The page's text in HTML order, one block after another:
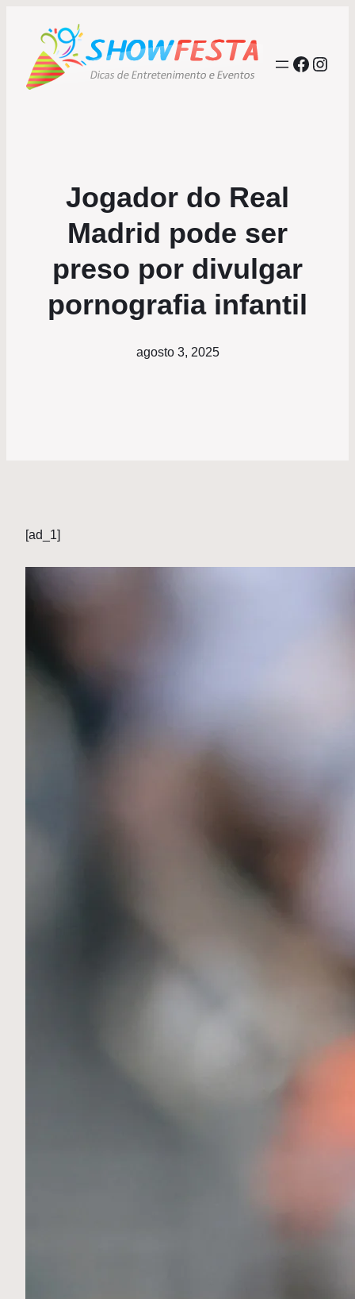
Jogador do Real
Madrid pode ser
preso por divulgar
pornografia infantil
agosto 3, 2025
[ad_1]